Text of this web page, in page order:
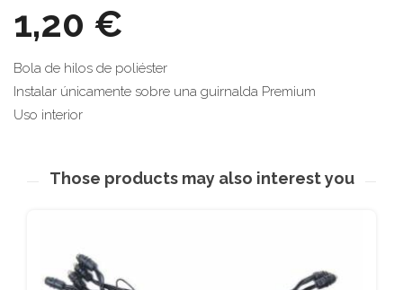
1,20 €
Bola de hilos de poliéster
Instalar únicamente sobre una guirnalda Premium
Uso interior
Those products may also interest you